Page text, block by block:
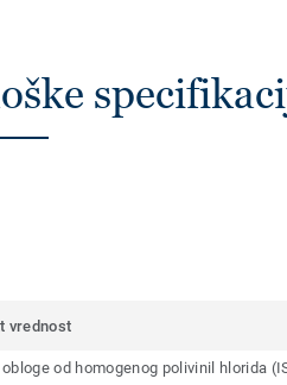
vrednost
obloge od homogenog polivinil hlorida